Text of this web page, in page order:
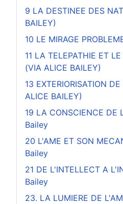
9 LA DESTINEE DES
BAILEY)
10 LE MIRAGE
11 LA TELEPATHIE ET
(VIA ALICE BAILEY)
13 EXTERIORISATION
ALICE BAILEY)
19 LA CONSCIENCE DE
Bailey
20 L'AME ET SON
Bailey
21 DE L'INTELLECT A
Bailey
23. LA LUMIERE DE